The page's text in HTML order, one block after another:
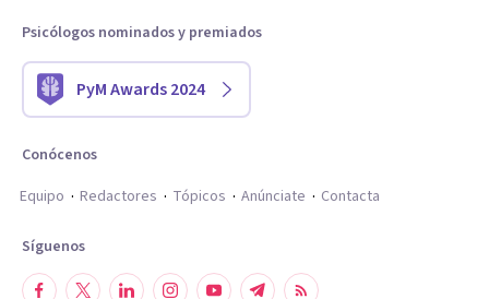
Psicólogos nominados y premiados
PyM Awards 2024
Conócenos
Equipo
Redactores Tópicos Anúnciate Contacta
Síguenos